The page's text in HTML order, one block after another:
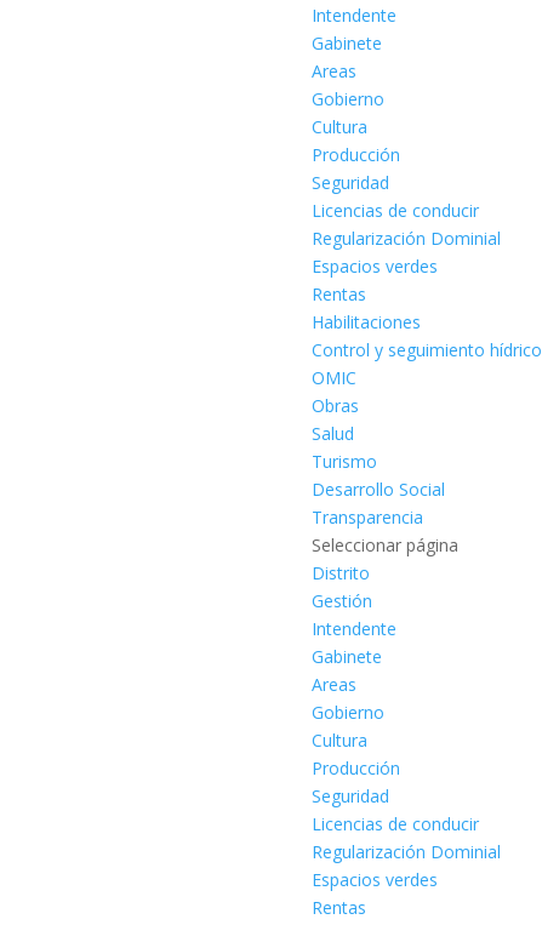
Intendente
Gabinete
Areas
Gobierno
Cultura
Producción
Seguridad
Licencias de conducir
Regularización Dominial
Espacios verdes
Rentas
Habilitaciones
Control y seguimiento hídrico
OMIC
Obras
Salud
Turismo
Desarrollo Social
Transparencia
Seleccionar página
Distrito
Gestión
Intendente
Gabinete
Areas
Gobierno
Cultura
Producción
Seguridad
Licencias de conducir
Regularización Dominial
Espacios verdes
Rentas